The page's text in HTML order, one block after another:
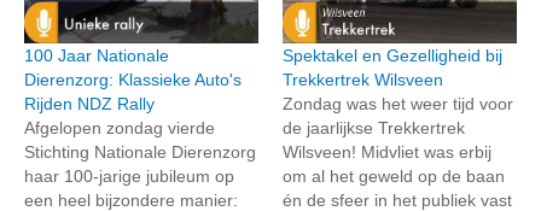
100 Jaar Nationale
Dierenzorg: Klassieke Auto's
Rijden NDZ Rally
Afgelopen zondag vierde
Stichting Nationale Dierenzorg
haar 100-jarige jubileum op
een heel bijzondere manier:
Spektakel en Gezelligheid bij
Trekkertrek Wilsveen
Zondag was het weer tijd voor
de jaarlijkse Trekkertrek
Wilsveen! Midvliet was erbij
om al het geweld op de baan
én de sfeer in het publiek vast